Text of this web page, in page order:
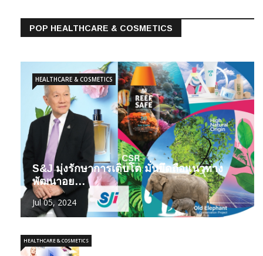
POP HEALTHCARE & COSMETICS
S&J มุ่งรักษาการเติบโต มั่นยึดถือแนวทาง
พัฒนาอย…
Jul 05, 2024
HEALTHCARE & COSMETICS
HEALTHCARE & COSMETICS